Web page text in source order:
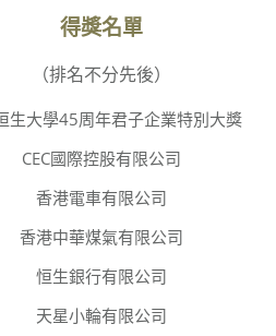
得獎名單
（排名不分先後）
生大學45周年君子企業特別大獎
CEC國際控股有限公司
香港電車有限公司
香港中華煤氣有限公司
恒生銀行有限公司
天星小輪有限公司